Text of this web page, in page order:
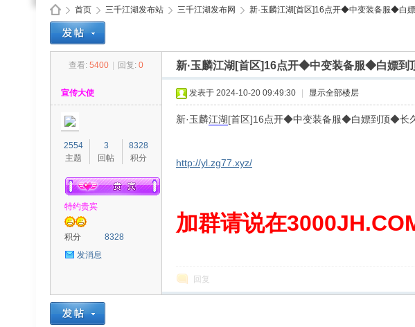
首页
›
三千江湖发布站 三千江湖发布网
›
新·玉麟江湖[首区]16点开◆中变装备服◆白
查看: 5400 回复: 0 新·玉麟江湖[首区]16点开◆中变装备服◆白嫖
宣传大使
2554
主题
3
回帖
8328
积分
特约贵宾
积分
8328
发消息
发表于 2024-10-20 09:49:30 显示全部楼层
新·玉麟江湖[首区]16点开◆中变装备服◆白嫖到顶◆长
http://yl.zg77.xyz/
加群请说在
回复